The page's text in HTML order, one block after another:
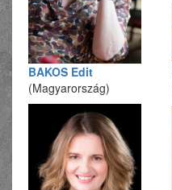
BAKOS Edit
(Magyarország)